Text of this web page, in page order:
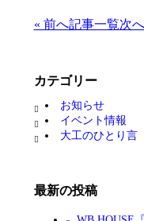
« 前へ記事一覧次
カテゴリー
お知らせ
イベント情報
大工のひとり言
最新の投稿